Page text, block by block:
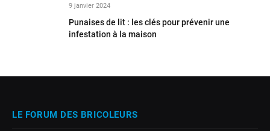
9 janvier 2024
Punaises de lit : les clés pour prévenir une
infestation à la maison
LE FORUM DES BRICOLEURS